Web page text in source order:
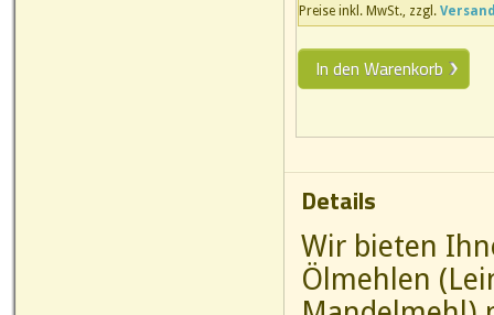
Preise inkl. MwSt., zzgl.
In den Warenkorb
Details
Wir bieten
Ölmehlen